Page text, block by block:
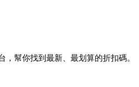
，幫你找到最新、最划算的折扣碼。